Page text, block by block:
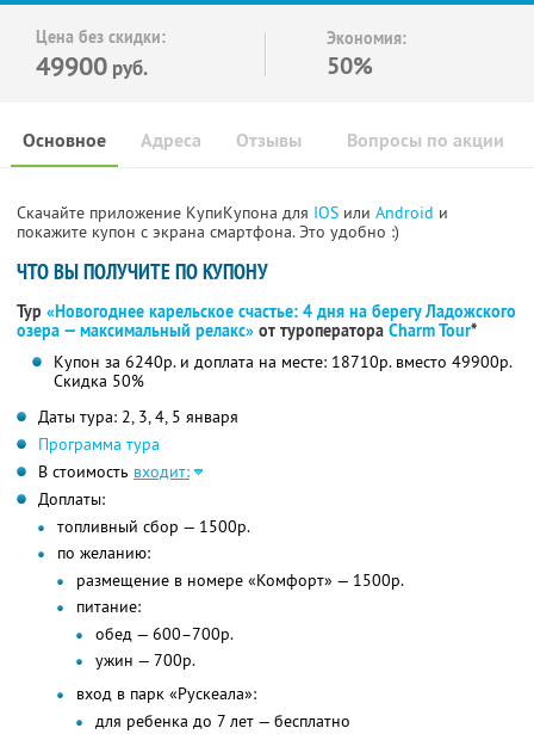
Цена без скидки:
49900 руб.
Экономия:
50%
Основное Отзывы Вопросы по акции
Адреса
Скачайте приложение КупиКупона для IOS или Android и
покажите купон с экрана смартфона. Это удобно :)
ЧТО ВЫ ПОЛУЧИТЕ ПО КУПОНУ
Тур «Новогоднее карельское счастье: 4 дня на берегу Ладожского
озера — максимальный релакс» от туроператора Charm Tour*
Купон за 6240р. и доплата на месте: 18710р. вместо 49900р.
Скидка 50%
Даты тура: 2, 3, 4, 5 января
Программа тура
В стоимость входит:
Доплаты:
топливный сбор — 1500р.
по желанию:
размещение в номере «Комфорт» — 1500р.
питание:
обед — 600–700р.
ужин — 700р.
вход в парк «Рускеала»:
для ребенка до 7 лет — бесплатно